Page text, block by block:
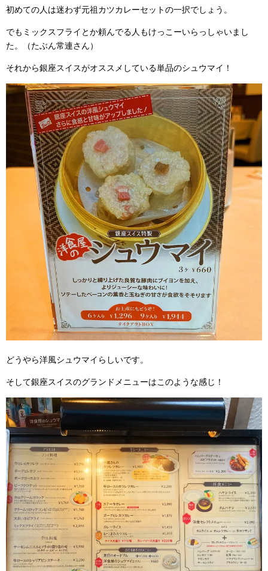
初めての人は迷わず元祖カツカレーセットの一択でしょう。
でもミックスフライとか頼んでる人もけっこーいらっしゃいまし
た。（たぶん常連さん）
それから銀座スイスがオススメしている単品のシュウマイ！
どうやら洋風シュウマイらしいです。
そして銀座スイスのグランドメニューはこのような感じ！